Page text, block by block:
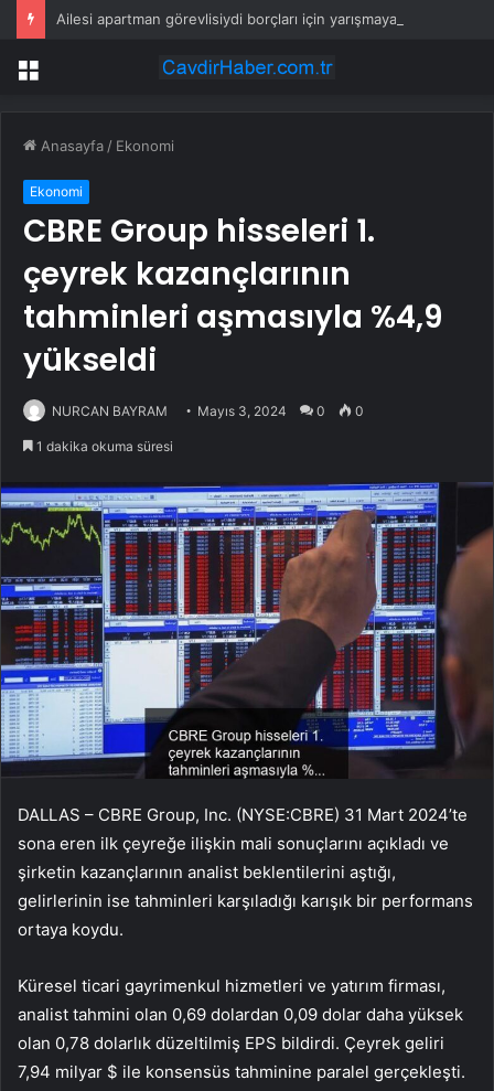
Menü
Anasayfa / Ekonomi
Ekonomi
CBRE Group hisseleri 1.
çeyrek kazançlarının
tahminleri aşmasıyla %4,9
yükseldi
NURCAN BAYRAM Mayıs 3, 2024 0 0
1 dakika okuma süresi
DALLAS – CBRE Group, Inc. (NYSE:CBRE) 31 Mart 2024’te
sona eren ilk çeyreğe ilişkin mali sonuçlarını açıkladı ve
şirketin kazançlarının analist beklentilerini aştığı,
gelirlerinin ise tahminleri karşıladığı karışık bir performans
ortaya koydu.
Küresel ticari gayrimenkul hizmetleri ve yatırım firması,
analist tahmini olan 0,69 dolardan 0,09 dolar daha yüksek
olan 0,78 dolarlık düzeltilmiş EPS bildirdi. Çeyrek geliri
7,94 milyar $ ile konsensüs tahminine paralel gerçekleşti.